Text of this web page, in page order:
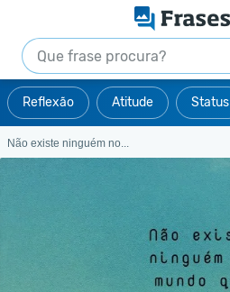
Reflexão Atitude Status
Não existe ninguém no...